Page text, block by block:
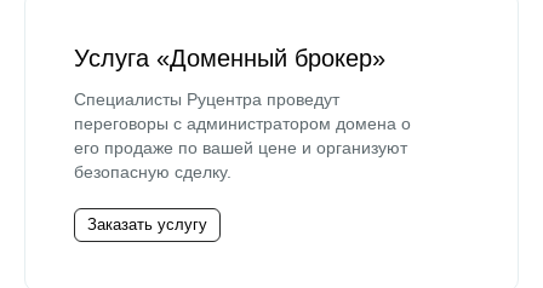
Услуга «Доменный брокер»
Специалисты Руцентра проведут
переговоры с администратором домена о
его продаже по вашей цене и организуют
безопасную сделку.
Заказать услугу